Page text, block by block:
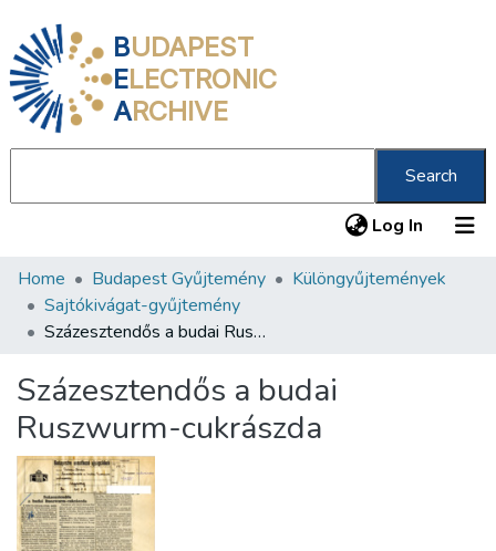
BUDAPEST
ELECTRONIC
ARCHIVE
Search
Log In (current)
Communities & Collections
All of DSpace
About us
Home Budapest Gyűjtemény
Különgyűjtemények
Sajtókivágat-gyűjtemény
Százesztendős a budai Ruszwurm-cukrászda
Százesztendős a budai
Ruszwurm-cukrászda